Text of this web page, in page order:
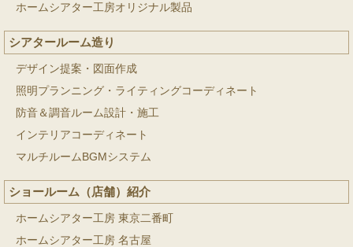
ホームシアター工房オリジナル製品
シアタールーム造り
デザイン提案・図面作成
照明プランニング・ライティングコーディネート
防音＆調音ルーム設計・施工
インテリアコーディネート
マルチルームBGMシステム
ショールーム（店舗）紹介
ホームシアター工房 東京二番町
ホームシアター工房 名古屋